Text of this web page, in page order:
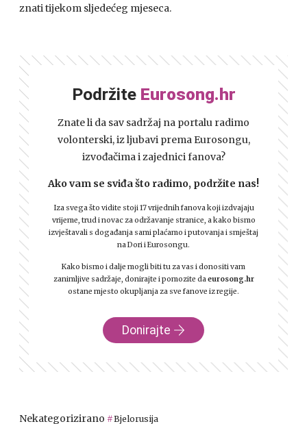
znati tijekom sljedećeg mjeseca.
Podržite Eurosong.hr
Znate li da sav sadržaj na portalu radimo
volonterski, iz ljubavi prema Eurosongu,
izvođačima i zajednici fanova?
Ako vam se sviđa što radimo, podržite nas!
Iza svega što vidite stoji 17 vrijednih fanova koji izdvajaju
vrijeme, trud i novac za održavanje stranice, a kako bismo
izvještavali s događanja sami plaćamo i putovanja i smještaj
na Dori i Eurosongu.
Kako bismo i dalje mogli biti tu za vas i donositi vam
zanimljive sadržaje, donirajte i pomozite daeurosong.hr
ostane mjesto okupljanja za sve fanove iz regije.
Donirajte
Nekategorizirano Bjelorusija